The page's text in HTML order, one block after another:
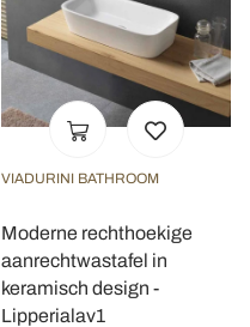
VIADURINI BATHROOM
Moderne rechthoekige
aanrechtwastafel in
keramisch design -
Lipperialav1